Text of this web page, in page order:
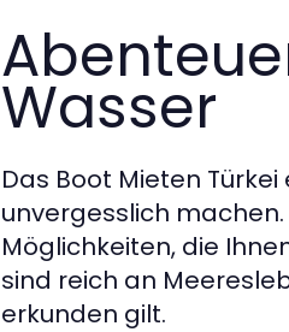
Wasser
Das Boot Mieten
unvergesslich
Möglichkeiten, die
sind reich an
erkunden gilt.